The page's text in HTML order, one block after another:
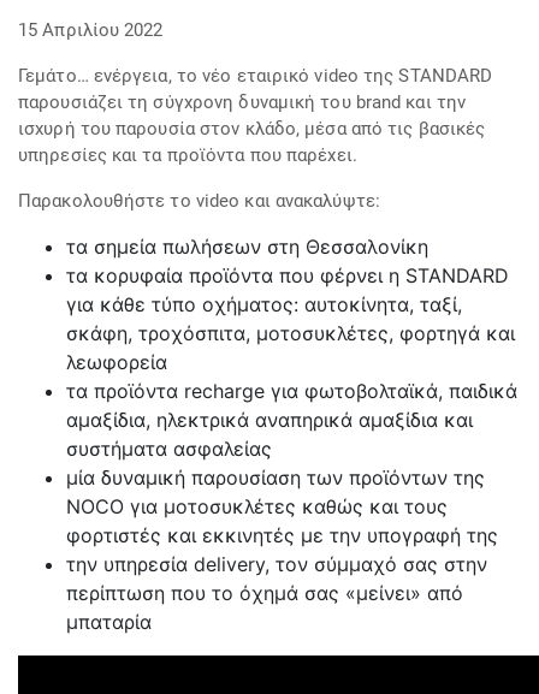
15 Απριλίου 2022
Γεμάτο… ενέργεια, το νέο εταιρικό video της STANDARD
παρουσιάζει τη σύγχρονη δυναμική του brand και την
ισχυρή του παρουσία στον κλάδο, μέσα από τις βασικές
υπηρεσίες και τα προϊόντα που παρέχει.
Παρακολουθήστε το video και ανακαλύψτε:
τα σημεία πωλήσεων στη Θεσσαλονίκη
τα κορυφαία προϊόντα που φέρνει η STANDARD
για κάθε τύπο οχήματος: αυτοκίνητα, ταξί,
σκάφη, τροχόσπιτα, μοτοσυκλέτες, φορτηγά και
λεωφορεία
τα προϊόντα recharge για φωτοβολταϊκά, παιδικά
αμαξίδια, ηλεκτρικά αναπηρικά αμαξίδια και
συστήματα ασφαλείας
μία δυναμική παρουσίαση των προϊόντων της
NOCO για μοτοσυκλέτες καθώς και τους
φορτιστές και εκκινητές με την υπογραφή της
την υπηρεσία delivery, τον σύμμαχό σας στην
περίπτωση που το όχημά σας «μείνει» από
μπαταρία